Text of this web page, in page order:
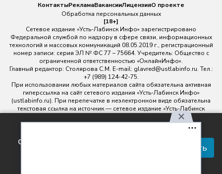
соглашаетесь с правилами
Принять
КонтактыРекламаВакансииЛицензияО проекте
Обработка персональных данных
[18+]
Сетевое издание «Усть-Лабинск Инфо» зарегистрировано
Федеральной службой по надзору в сфере связи, информационных
технологий и массовых коммуникаций 08.05.2019 г., регистрационный
номер записи: серия ЭЛ № ФС 77 – 75664. Учредитель: Общество с
ограниченной ответственностью «ОнлайнИнфо».
Главный редактор: Столярова С.М. E-mail: glavred@ustlabinfo.ru. Тел.:
+7 (989) 124-42-75.
При использовании любых материалов сайта обязательна активная
гиперссылка на сайт сетевого издания «Усть-Лабинск Инфо»
(ustlabinfo.ru). При перепечатке в неэлектронном виде обязательна
текстовая ссылка на источник — сетевое издание «Усть-Лабинск
Использование фото- и видеоматериалов без письменного